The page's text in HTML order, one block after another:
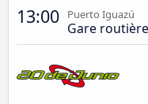
13:00 Puerto Iguazú
Gare routière